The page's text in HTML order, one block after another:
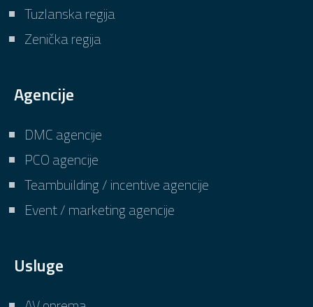
Tuzlanska regija
Zenička regija
Agencije
DMC agencije
PCO agencije
Teambuilding / incentive agencije
Event / marketing agencije
Usluge